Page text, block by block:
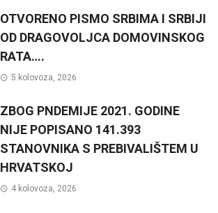
OTVORENO PISMO SRBIMA I SRBIJI
OD DRAGOVOLJCA DOMOVINSKOG
RATA….
5 kolovoza, 2026
ZBOG PNDEMIJE 2021. GODINE
NIJE POPISANO 141.393
STANOVNIKA S PREBIVALIŠTEM U
HRVATSKOJ
4 kolovoza, 2026